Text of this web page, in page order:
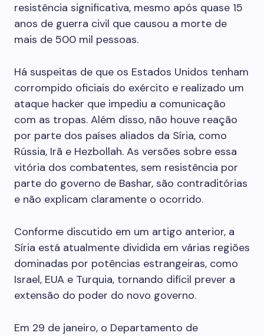
resistência significativa, mesmo após quase 15
anos de guerra civil que causou a morte de
mais de 500 mil pessoas.
Há suspeitas de que os Estados Unidos tenham
corrompido oficiais do exército e realizado um
ataque hacker que impediu a comunicação
com as tropas. Além disso, não houve reação
por parte dos países aliados da Síria, como
Rússia, Irã e Hezbollah. As versões sobre essa
vitória dos combatentes, sem resistência por
parte do governo de Bashar, são contraditórias
e não explicam claramente o ocorrido.
Conforme discutido em um artigo anterior, a
Síria está atualmente dividida em várias regiões
dominadas por potências estrangeiras, como
Israel, EUA e Turquia, tornando difícil prever a
extensão do poder do novo governo.
Em 29 de janeiro, o Departamento de